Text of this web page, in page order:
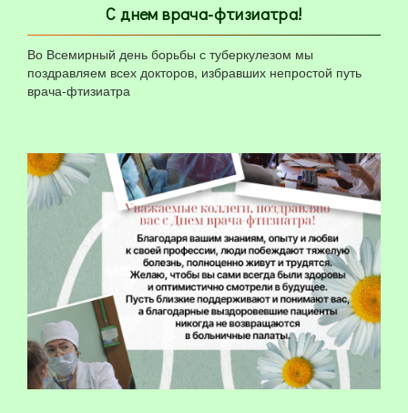
С днем врача-фтизиатра!
Во Всемирный день борьбы с туберкулезом мы
поздравляем всех докторов, избравших непростой путь
врача-фтизиатра